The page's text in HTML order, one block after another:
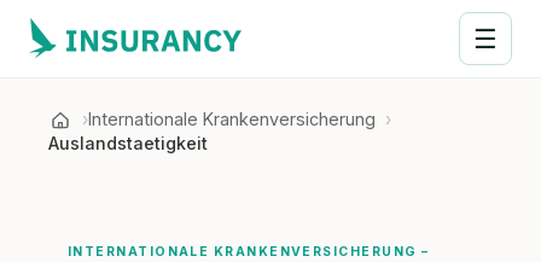
☰
Internationale Krankenversicherung
Auslandstaetigkeit
INTERNATIONALE KRANKENVERSICHERUNG –